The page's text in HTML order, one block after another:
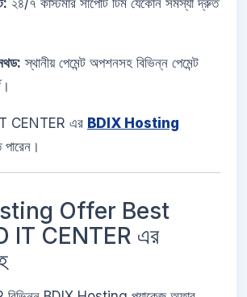
স্থানীয় পেমেন্ট অপশনসহ বিভিন্ন পেমেন্ট
CENTER এর BDIX Hosting
পারেন।
Offer Best
IT CENTER এর